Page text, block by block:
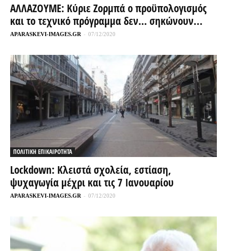
ΑΛΛΑΖΟΥΜΕ: Κύριε Ζορμπά ο προϋπολογισμός
και το τεχνικό πρόγραμμα δεν… σηκώνουν...
APARASKEVI-IMAGES.GR - 07/12/2020
ΠΟΛΙΤΙΚΗ ΕΠΙΚΑΙΡΟΤΗΤΑ
Lockdown: Κλειστά σχολεία, εστίαση,
ψυχαγωγία μέχρι και τις 7 Ιανουαρίου
APARASKEVI-IMAGES.GR - 07/12/2020